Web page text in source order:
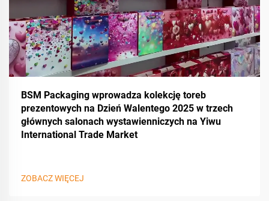
BSM Packaging wprowadza kolekcję toreb
prezentowych na Dzień Walentego 2025 w trzech
głównych salonach wystawienniczych na Yiwu
International Trade Market
ZOBACZ WIĘCEJ